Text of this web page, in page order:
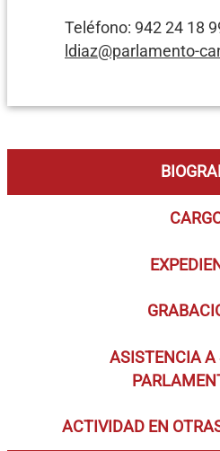
Teléfono: 942 24 18
ldiaz@parlamento-
ASISTENCIA A
ACTIVIDAD EN